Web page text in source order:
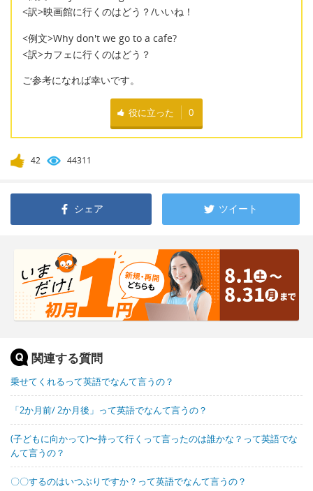
<訳>映画館に行くのはどう？/いいね！
<例文>Why don't we go to a cafe?
<訳>カフェに行くのはどう？
ご参考になれば幸いです。
役に立った 0
42 44311
シェア ツイート
関連する質問
乗せてくれるって英語でなんて言うの？
「2か月前/ 2か月後」って英語でなんて言うの？
(子どもに向かって)〜持って行くって言ったのは誰かな？って英語でな
んて言うの？
〇〇するのはいつぶりですか？って英語でなんて言うの？